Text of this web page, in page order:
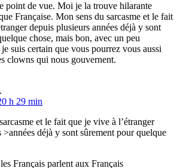
point de vue. Moi je la trouve hilarante
Française. Mon sens du sarcasme et le fait
depuis plusieurs années déjà y sont
chose, mais bon, avec un peu
je suis certain que vous pourrez vous aussi
clowns qui nous gouvernent.
h 29 min
et le fait que je vive à l’étranger
>années déjà y sont sûrement pour quelque
Français parlent aux Français